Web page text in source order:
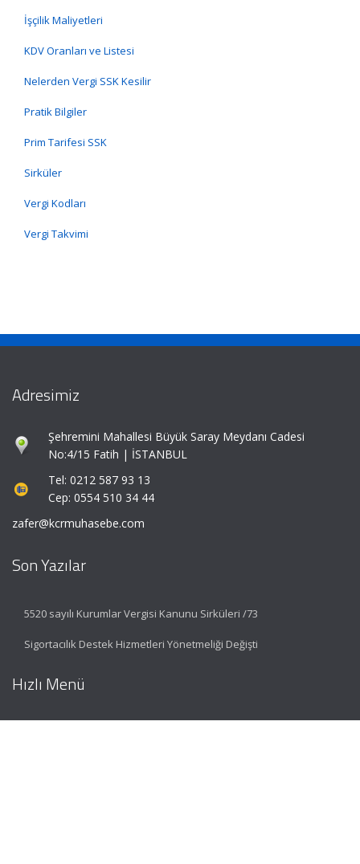
İşçilik Maliyetleri
KDV Oranları ve Listesi
Nelerden Vergi SSK Kesilir
Pratik Bilgiler
Prim Tarifesi SSK
Sirküler
Vergi Kodları
Vergi Takvimi
Adresimiz
Şehremini Mahallesi Büyük Saray Meydanı Cadesi
No:4/15 Fatih | İSTANBUL
Tel: 0212 587 93 13
Cep: 0554 510 34 44
zafer@kcrmuhasebe.com
Son Yazılar
5520 sayılı Kurumlar Vergisi Kanunu Sirküleri /73
Sigortacılık Destek Hizmetleri Yönetmeliği Değişti
Hızlı Menü
Ana Sayfa